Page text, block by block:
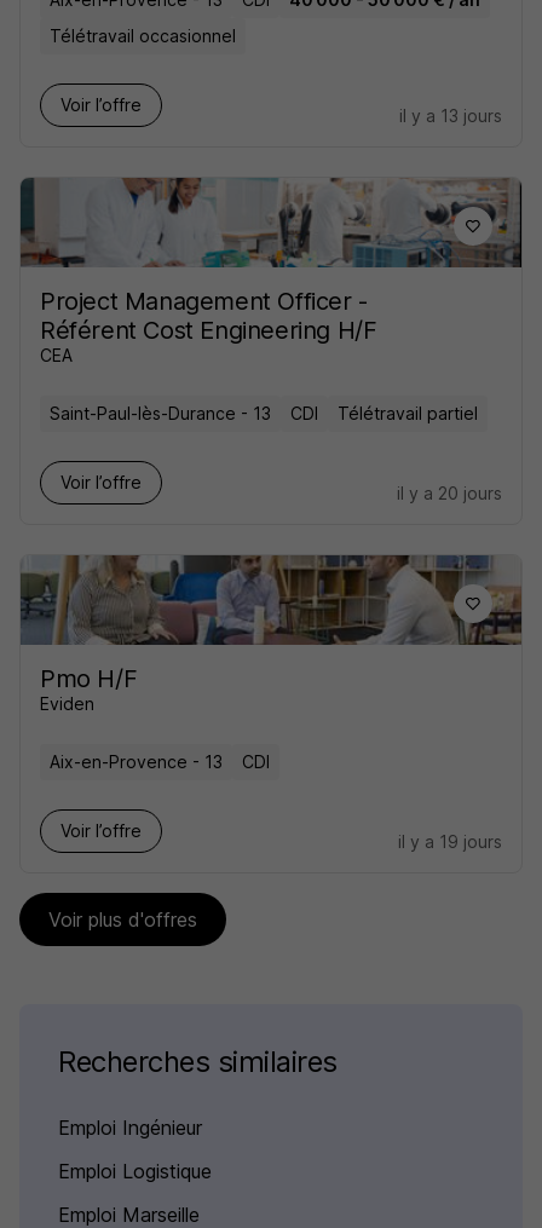
Télétravail occasionnel
Voir l’offre
il y a 13 jours
Project Management Officer -
Référent Cost Engineering H/F
CEA
Saint-Paul-lès-Durance - 13 CDI Télétravail partiel
Voir l’offre
il y a 20 jours
Pmo H/F
Eviden
Aix-en-Provence - 13 CDI
Voir l’offre
il y a 19 jours
Voir plus d'offres
Recherches similaires
Emploi Ingénieur
Emploi Logistique
Emploi Marseille